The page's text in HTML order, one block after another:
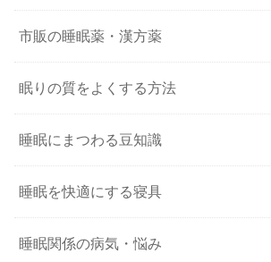
市販の睡眠薬・漢方薬
眠りの質をよくする方法
睡眠にまつわる豆知識
睡眠を快適にする寝具
睡眠関係の病気・悩み